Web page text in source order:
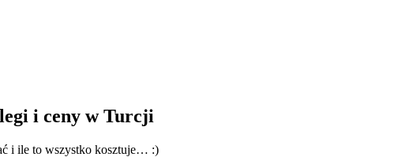
i ceny w Turcji
i ile to wszystko kosztuje… :)